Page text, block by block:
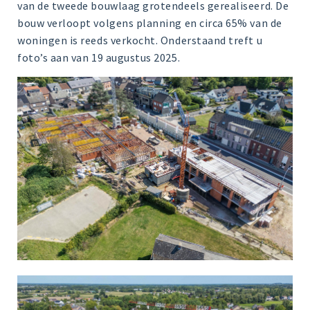
van de tweede bouwlaag grotendeels gerealiseerd. De
bouw verloopt volgens planning en circa 65% van de
woningen is reeds verkocht. Onderstaand treft u
foto’s aan van 19 augustus 2025.